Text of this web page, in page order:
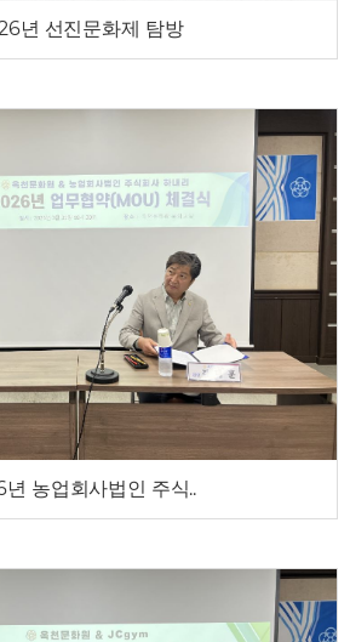
년 선진문화제 탐방
농업회사법인 주식..